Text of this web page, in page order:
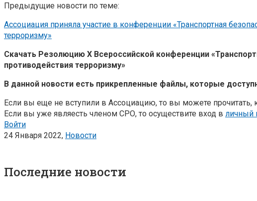
Предыдущие новости по теме:
Ассоциация приняла участие в конференции «Транспортная
терроризму»
Скачать Резолюцию X Всероссийской конференции
противодействия терроризму»
В данной новости есть прикрепленные файлы, которые
Если вы еще не вступили в Ассоциацию, то вы можете прочитать,
Если вы уже являесть членом СРО, то осуществите вход в личный
Войти
24 Января 2022, Новости
Последние новости